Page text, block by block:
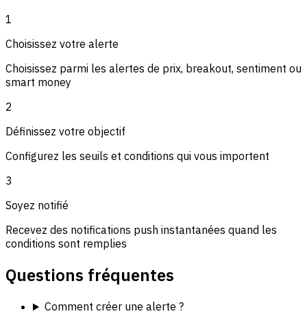
1
Choisissez votre alerte
Choisissez parmi les alertes de prix, breakout, sentiment ou
smart money
2
Définissez votre objectif
Configurez les seuils et conditions qui vous importent
3
Soyez notifié
Recevez des notifications push instantanées quand les
conditions sont remplies
Questions fréquentes
Comment créer une alerte ?